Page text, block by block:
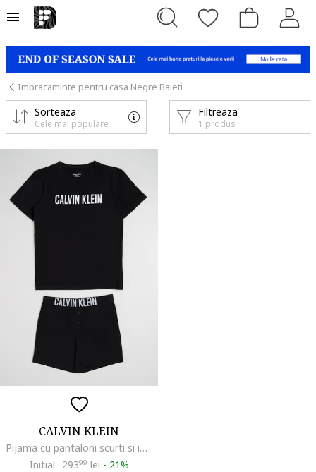
Imbracaminte pentru casa Negre Baieti
Filtreaza
1 produs
Sorteaza
Cele mai populare
CALVIN KLEIN
Pijama cu pantaloni scurti si imprimeu logo, Negru
Initial: 29399 lei - 21%